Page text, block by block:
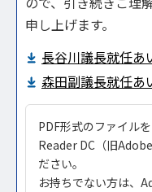
申し上げます。
⻑⾕川議⻑就任あ
森田副議⻑就任あ
PDF形式のファイル
Reader DC（旧
ださい。
お持ちでない方は、